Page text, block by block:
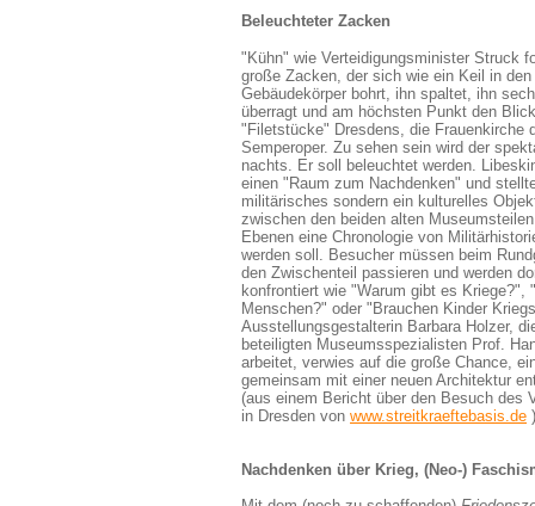
Beleuchteter Zacken
"Kühn" wie Verteidigungsminister Struck
große Zacken, der sich wie ein Keil in den
Gebäudekörper bohrt, ihn spaltet, ihn
überragt und am höchsten Punkt den
"Filetstücke" Dresdens, die Frauenkirche
Semperoper. Zu sehen sein wird der
nachts. Er soll beleuchtet werden.
einen "Raum zum Nachdenken" und
militärisches sondern ein kulturelles
zwischen den beiden alten
Ebenen eine Chronologie von
werden soll. Besucher müssen beim
den Zwischenteil passieren und werden
konfrontiert wie "Warum gibt es Kriege?",
Menschen?" oder "Brauchen Kinder
Ausstellungsgestalterin Barbara Holzer,
beteiligten Museumsspezialisten Prof.
arbeitet, verwies auf die große Chance,
gemeinsam mit einer neuen Architektur
(aus einem Bericht über den Besuch des
in Dresden von www.streitkraeftebasis.de )
Nachdenken über Krieg, (Neo-)